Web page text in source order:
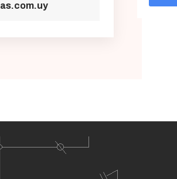
as.com.uy